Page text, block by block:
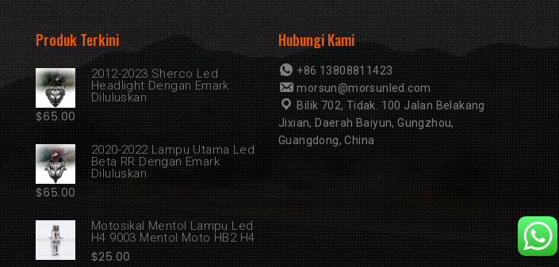
Produk Terkini
2012-2023 Sherco Led
Headlight Dengan Emark
Diluluskan
$65.00
2020-2022 Lampu Utama Led
Beta RR Dengan Emark
Diluluskan
$65.00
Motosikal Mentol Lampu Led
H4 9003 Mentol Moto HB2 H4
$25.00
Hubungi Kami
+86 13808811423
morsun@morsunled.com
Bilik 702, Tidak. 100 Jalan Belakang
Jixian, Daerah Baiyun, Gungzhou,
Guangdong, China